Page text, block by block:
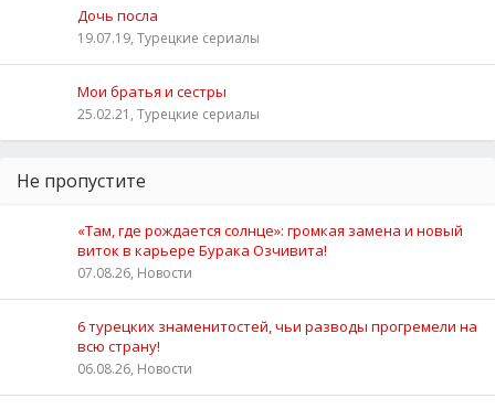
Дочь посла
19.07.19, Турецкие сериалы
Мои братья и сестры
25.02.21, Турецкие сериалы
Не пропустите
«Там, где рождается солнце»: громкая замена и новый
виток в карьере Бурака Озчивита!
07.08.26, Новости
6 турецких знаменитостей, чьи разводы прогремели на
всю страну!
06.08.26, Новости